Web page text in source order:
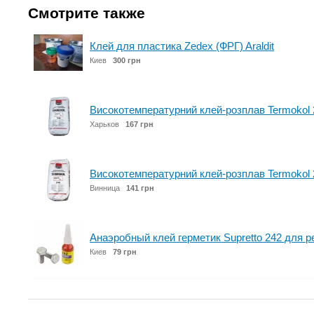
Смотрите также
Клей для пластика Zedex (ФРГ) Araldit
Киев 300 грн
Високотемпературний клей-розплав
Харьков 167 грн
Високотемпературний клей-розплав
Винница 141 грн
Анаэробный клей герметик Supretto 242 для
Киев 79 грн